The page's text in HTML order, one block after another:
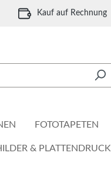
Kauf auf Rechnung
FOTOTAPETEN
& PLATTENDRUCK